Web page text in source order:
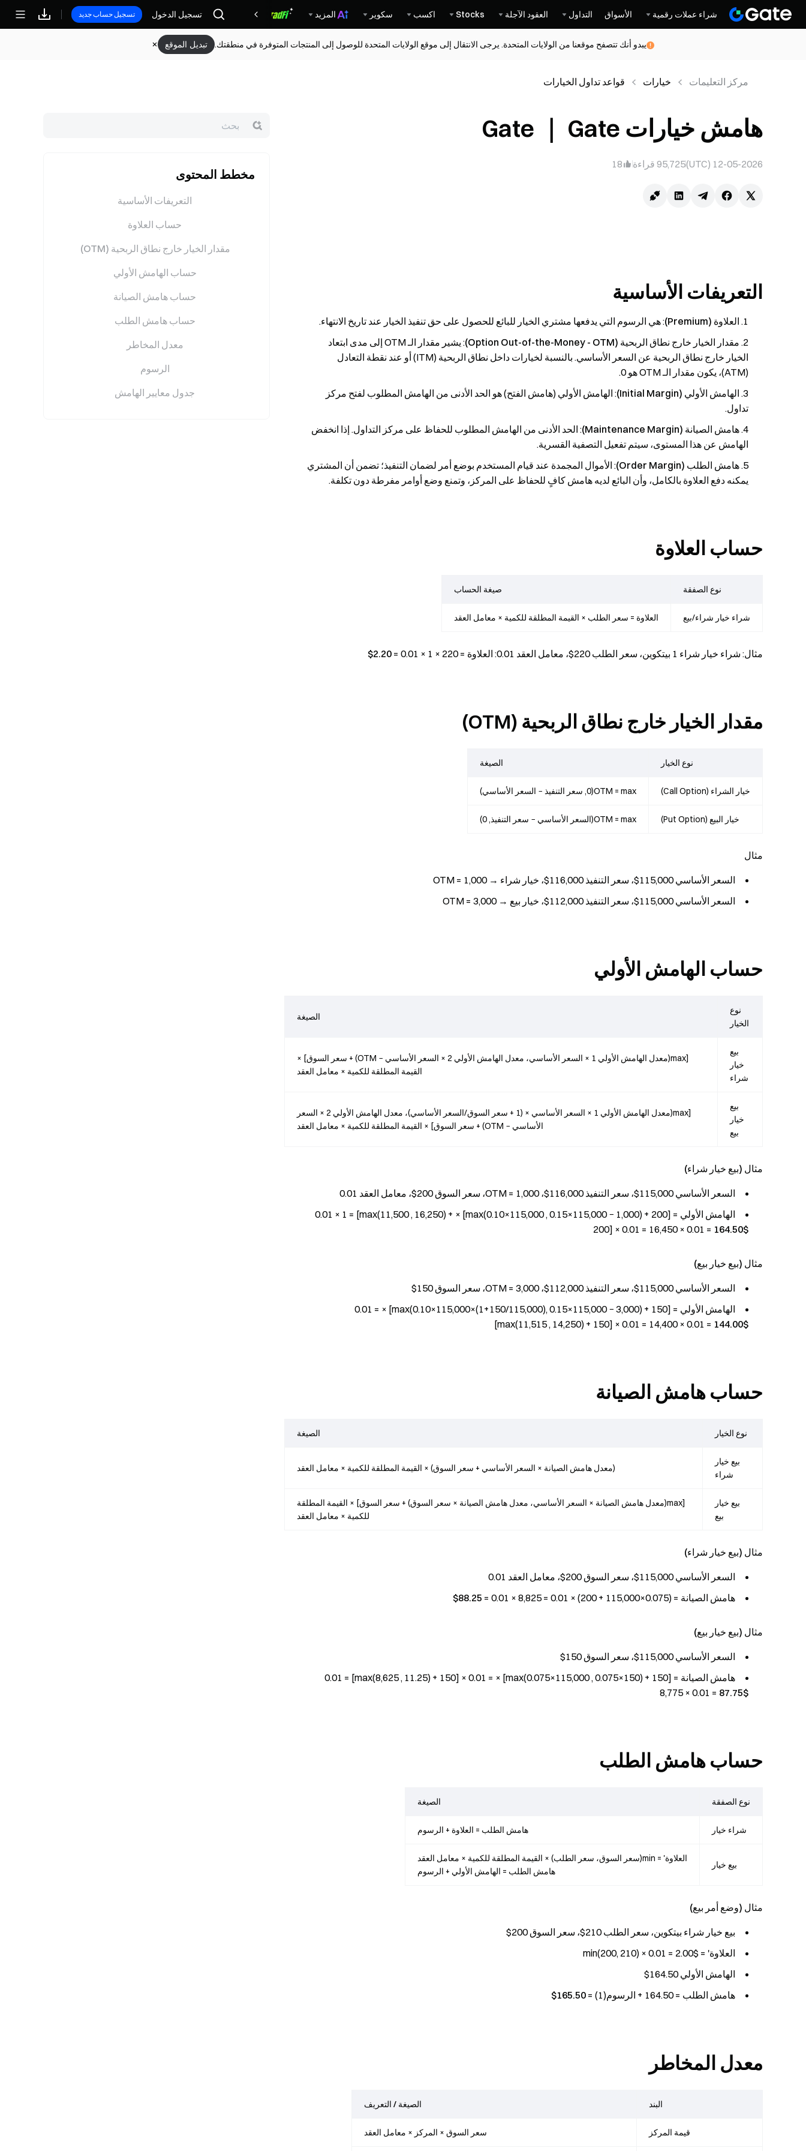
شراء عملات رقمية الأسواق التداول العقود الآجلة Stocks اكسب سكوير المزيد مكافآتتسجيل الدخول تسجيل حساب جديد
يبدو أنك تتصفح موقعنا من الولايات المتحدة. يرجى الانتقال إلى موقع الولايات المتحدة للوصول إلى المنتجات المتوفرة في منطقتك. تبديل الموقع
مركز التعلیمات خيارات قواعد تداول الخيارات
هامش خيارات Gate ｜ Gate
12-05-2026 (UTC)
95,725 قراءة 18
التعريفات الأساسية
العلاوة (Premium)
: هي الرسوم التي يدفعها مشتري الخيار للبائع للحصول على حق تنفيذ الخيار عند تاريخ الانتهاء.
مقدار الخيار خارج نطاق الربحية (Option Out-of-the-Money - OTM)
: يشير مقدار الـ OTM إلى مدى ابتعاد
الخيار خارج نطاق الربحية عن السعر الأساسي. بالنسبة لخيارات داخل نطاق الربحية (ITM) أو عند نقطة التعادل
(ATM)، يكون مقدار الـ OTM هو 0.
الهامش الأولي (Initial Margin)
: الهامش الأولي (هامش الفتح) هو الحد الأدنى من الهامش المطلوب لفتح مركز
تداول.
هامش الصيانة (Maintenance Margin)
: الحد الأدنى من الهامش المطلوب للحفاظ على مركز التداول. إذا انخفض
الهامش عن هذا المستوى، سيتم تفعيل التصفية القسرية.
هامش الطلب (Order Margin)
: الأموال المجمدة عند قيام المستخدم بوضع أمر لضمان التنفيذ؛ تضمن أن المشتري
يمكنه دفع العلاوة بالكامل، وأن البائع لديه هامش كافٍ للحفاظ على المركز، وتمنع وضع أوامر مفرطة دون تكلفة.
حساب العلاوة
نوع الصفقة صيغة الحساب
شراء خيار شراء/بيع العلاوة = سعر الطلب × القيمة المطلقة للكمية × معامل العقد
مثال: شراء خيار شراء 1 بيتكوين، سعر الطلب 220$، معامل العقد 0.01: العلاوة = 220 × 1 × 0.01 = 2.20$
مقدار الخيار خارج نطاق الربحية (OTM)
نوع الخيار الصيغة
خيار الشراء (Call Option) OTM = max(0, سعر التنفيذ − السعر الأساسي)
خيار البيع (Put Option) OTM = max(السعر الأساسي − سعر التنفيذ, 0)
مثال
السعر الأساسي 115,000$، سعر التنفيذ 116,000$، خيار شراء → OTM = 1,000
السعر الأساسي 115,000$، سعر التنفيذ 112,000$، خيار بيع → OTM = 3,000
حساب الهامش الأولي
نوع
الخيار
الصيغة
بيع
خيار
شراء
[max(معدل الهامش الأولي 1 × السعر الأساسي، معدل الهامش الأولي 2 × السعر الأساسي − OTM) + سعر السوق] ×
القيمة المطلقة للكمية × معامل العقد
بيع
خيار
بيع
[max(معدل الهامش الأولي 1 × السعر الأساسي × (1 + سعر السوق/السعر الأساسي)، معدل الهامش الأولي 2 × السعر
الأساسي − OTM) + سعر السوق] × القيمة المطلقة للكمية × معامل العقد
مثال (بيع خيار شراء)
السعر الأساسي 115,000$، سعر التنفيذ 116,000$، OTM = 1,000، سعر السوق 200$، معامل العقد 0.01
الهامش الأولي = [max(0.10×115,000 , 0.15×115,000 − 1,000) + 200] × 0.01 × 1 = [max(11,500 , 16,250) +
200] × 0.01 = 16,450 × 0.01 = 164.50$
مثال (بيع خيار بيع)
السعر الأساسي 115,000$، سعر التنفيذ 112,000$، OTM = 3,000، سعر السوق 150$
الهامش الأولي = [max(0.10×115,000×(1+150/115,000), 0.15×115,000 − 3,000) + 150] × 0.01 =
[max(11,515 , 14,250) + 150] × 0.01 = 14,400 × 0.01 = 144.00$
حساب هامش الصيانة
نوع الخيار الصيغة
بيع خيار
شراء
(معدل هامش الصيانة × السعر الأساسي + سعر السوق) × القيمة المطلقة للكمية × معامل العقد
بيع خيار
بيع
[max(معدل هامش الصيانة × السعر الأساسي، معدل هامش الصيانة × سعر السوق) + سعر السوق] × القيمة المطلقة
للكمية × معامل العقد
مثال (بيع خيار شراء)
السعر الأساسي 115,000$، سعر السوق 200$، معامل العقد 0.01
هامش الصيانة = (0.075×115,000 + 200) × 0.01 = 8,825 × 0.01 =
88.25$
مثال (بيع خيار بيع)
السعر الأساسي 115,000$، سعر السوق 150$
هامش الصيانة = [max(0.075×115,000 , 0.075×150) + 150] × 0.01 = [max(8,625 , 11.25) + 150] × 0.01 =
8,775 × 0.01 = 87.75$
حساب هامش الطلب
نوع الصفقة الصيغة
شراء خيار هامش الطلب = العلاوة + الرسوم
بيع خيار
العلاوة' = min(سعر السوق، سعر الطلب) × القيمة المطلقة للكمية × معامل العقد
هامش الطلب = الهامش الأولي + الرسوم
مثال (وضع أمر بيع)
بيع خيار شراء بيتكوين، سعر الطلب 210$، سعر السوق 200$
العلاوة' = min(200, 210) × 0.01 = 2.00$
الهامش الأولي 164.50$
هامش الطلب = 164.50 + الرسوم(1) =
165.50$
معدل المخاطر
البند الصيغة / التعريف
قيمة المركز سعر السوق × المركز × معامل العقد
مخطط المحتوى
التعريفات الأساسية
حساب العلاوة
مقدار الخيار خارج نطاق الربحية (OTM)
حساب الهامش الأولي
حساب هامش الصيانة
حساب هامش الطلب
معدل المخاطر
الرسوم
جدول معايير الهامش